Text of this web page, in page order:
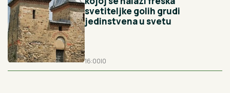
svetiteljke golih grudi
jedinstvena u svetu
16:00|0